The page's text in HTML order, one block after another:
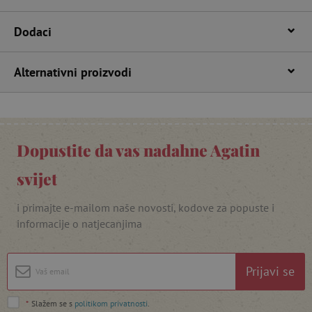
Dodaci
Alternativni proizvodi
Dopustite da vas nadahne Agatin
svijet
i primajte e-mailom naše novosti, kodove za popuste i
informacije o natjecanjima
Prijavi se
* Slažem se s politikom privatnosti
featureFlagIdentifier www.agatinsvijet.hr
_lb_ccc
Googleovu politiku privatnosti